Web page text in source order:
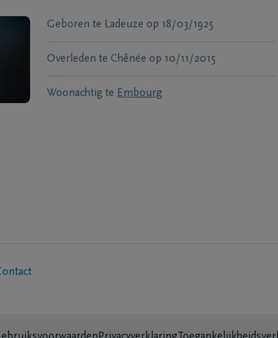
Geboren te Ladeuze op 18/03/1925
Overleden te Chênée op 10/11/2015
Woonachtig te Embourg